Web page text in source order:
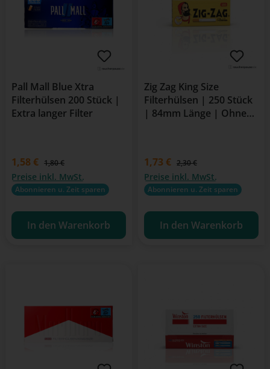
Pall Mall Blue Xtra
Filterhülsen 200 Stück |
Extra langer Filter
Verkaufspreis:
1,58 € Regulärer Preis:
1,80 €
Preise inkl. MwSt.
Abonnieren u. Zeit sparen
In den Warenkorb
Zig Zag King Size
Filterhülsen | 250 Stück
| 84mm Länge | Ohne
Verkaufspreis:
1,73 € Regulärer Preis:
2,30 €
Preise inkl. MwSt.
Abonnieren u. Zeit sparen
In den Warenkorb